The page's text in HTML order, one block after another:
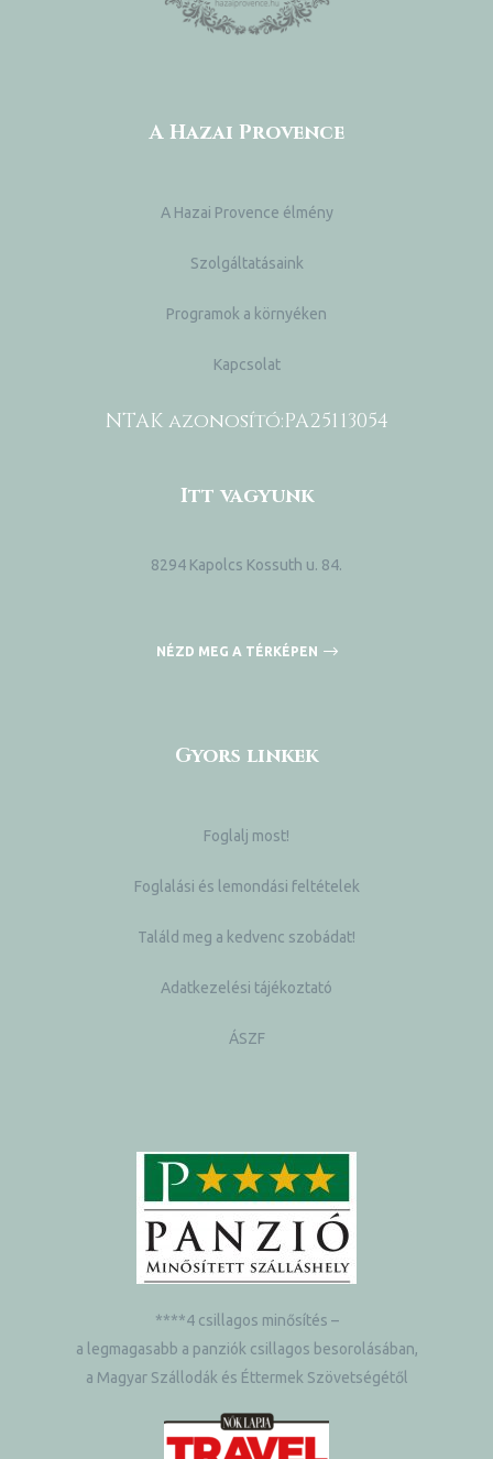
A Hazai Provence
A Hazai Provence élmény
Szolgáltatásaink
Programok a környéken
Kapcsolat
NTAK azonosító:PA25113054
Itt vagyunk
8294 Kapolcs Kossuth u. 84.
NÉZD MEG A TÉRKÉPEN
Gyors linkek
Foglalj most!
Foglalási és lemondási feltételek
Találd meg a kedvenc szobádat!
Adatkezelési tájékoztató
ÁSZF
****4 csillagos minősítés –
a legmagasabb a panziók csillagos besorolásában,
a Magyar Szállodák és Éttermek Szövetségétől